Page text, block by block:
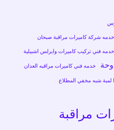
خدمه شركة كاميرات مراقبة صبحان
خدمه فني تركيب كاميرات وايرلس اشبيلية
خدمه فني كاميرات مراقبه العدان
لمبة شبه مخفي المطلاع
مراقبة